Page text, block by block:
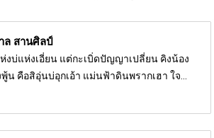
ล สานศิลป์
งบ่แห่งเอี่ยน แต่กะเบิ่ดปัญญาเปลี่ยน คิงน้อง
น คือสิอุ่นบ่อุกเอ้า แม่นฟ้าดินพรากเฮา ใจ...